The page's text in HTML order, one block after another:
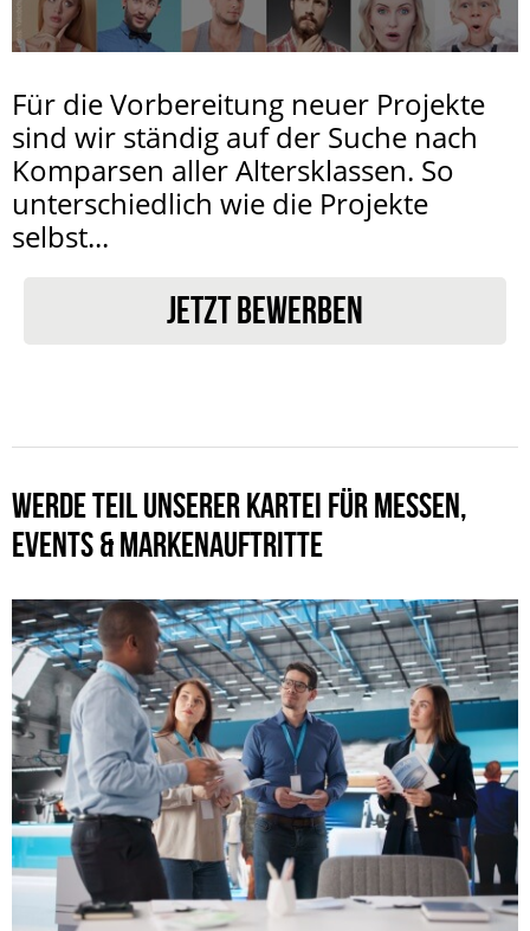
Für die Vorbereitung neuer Projekte
sind wir ständig auf der Suche nach
Komparsen aller Altersklassen. So
unterschiedlich wie die Projekte
selbst...
JETZT BEWERBEN
WERDE TEIL UNSERER KARTEI FÜR MESSEN,
EVENTS & MARKENAUFTRITTE